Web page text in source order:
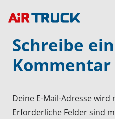
Schreibe
Kommentar
Deine E-Mail-Adresse
Erforderliche Felder sind